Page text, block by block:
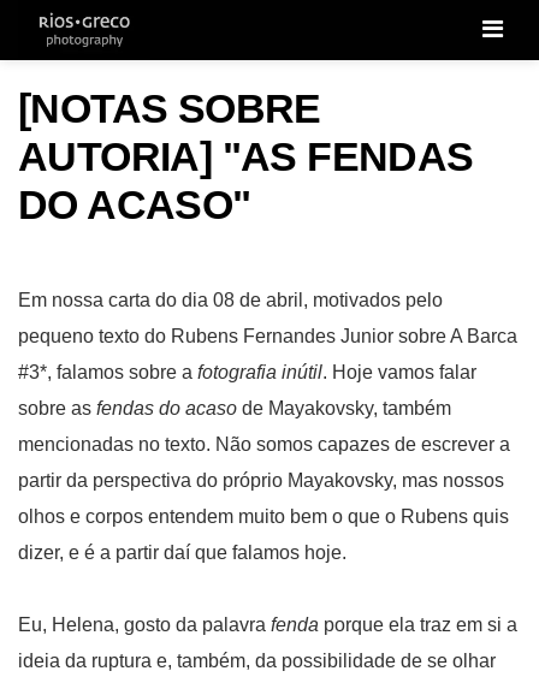
[NOTAS SOBRE
AUTORIA] "AS FENDAS
DO ACASO"
Em nossa carta do dia 08 de abril, motivados pelo
pequeno texto do Rubens Fernandes Junior sobre A Barca
#3*, falamos sobre a fotografia inútil. Hoje vamos falar
sobre as fendas do acaso de Mayakovsky, também
mencionadas no texto. Não somos capazes de escrever a
partir da perspectiva do próprio Mayakovsky, mas nossos
olhos e corpos entendem muito bem o que o Rubens quis
dizer, e é a partir daí que falamos hoje.
Eu, Helena, gosto da palavra fenda porque ela traz em si a
ideia da ruptura e, também, da possibilidade de se olhar